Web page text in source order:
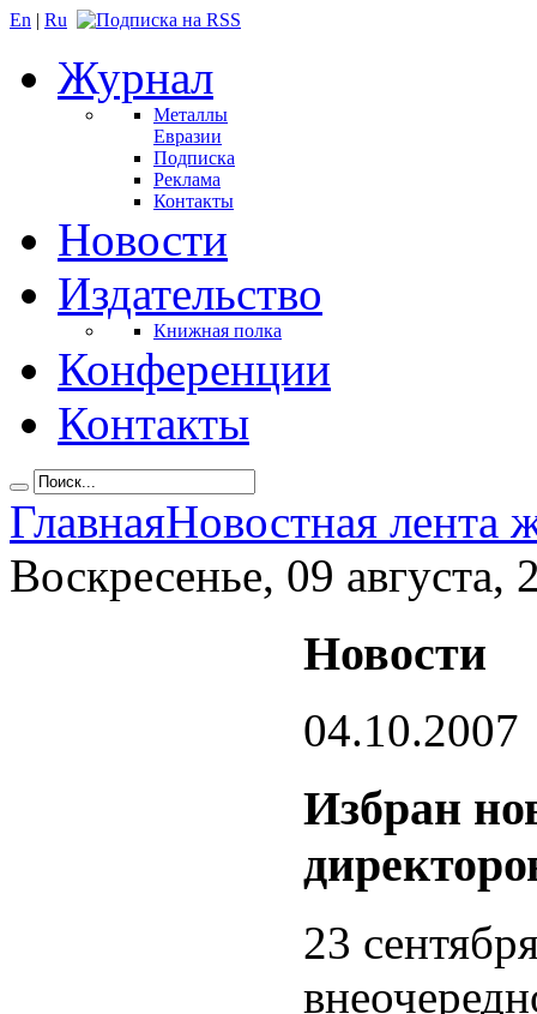
En | Ru
Журнал
Металлы
Евразии
Подписка
Реклама
Контакты
Новости
Издательство
Книжная полка
Конференции
Контакты
ГлавнаяНовостная лента
Воскресенье, 09 августа,
Новости
04.10.2007
Избран
23